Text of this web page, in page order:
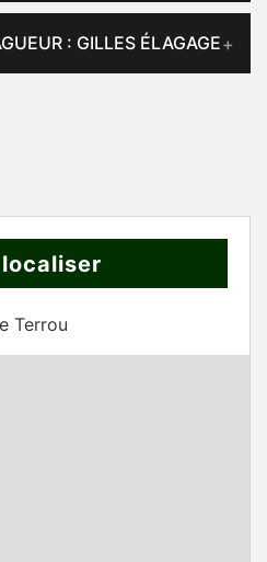
: GILLES ÉLAGAGE
Terrou